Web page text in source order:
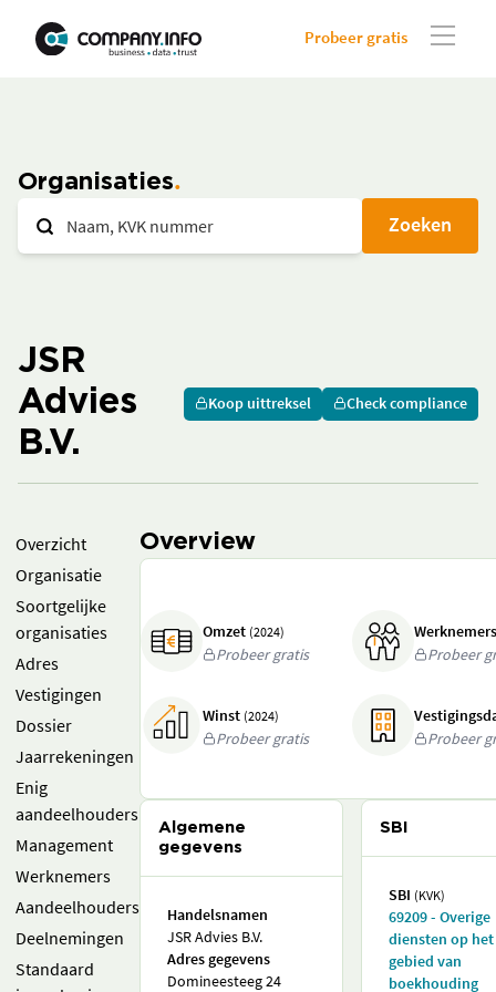
Probeer gratis
Organisaties
Zoeken
JSR
Advies
B.V.
Koop uittreksel Check compliance
Overzicht
Organisatie
Soortgelijke
organisaties
Adres
Vestigingen
Dossier
Jaarrekeningen
Enig
aandeelhouders
Management
Werknemers
Aandeelhouders
Deelnemingen
Standaard
Overview
Omzet (2024)
Probeer gratis
Probeer
Winst (2024)
Probeer gratis
Probeer
Algemene
gegevens
Handelsnamen
JSR Advies B.V.
Adres gegevens
Domineesteeg 24
SBI
SBI (KVK)
69209 - Overige
diensten op het
gebied van
boekhouding